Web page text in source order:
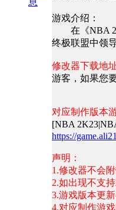
息
游戏介绍：
在《NBA
终极联盟中领
修改器下载地
游客，如果您
对应制作版本
[NBA
https://
声明：
1.修改器不会
2.如出现不支
3.游戏版本更
4.对应制作游